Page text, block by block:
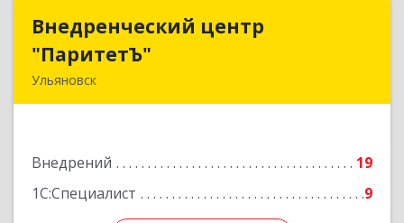
Внедренческий центр
"ПаритетЪ"
Ульяновск
Внедрений
19
1С:Специалист
9
Внедренческий центр
Подробнее